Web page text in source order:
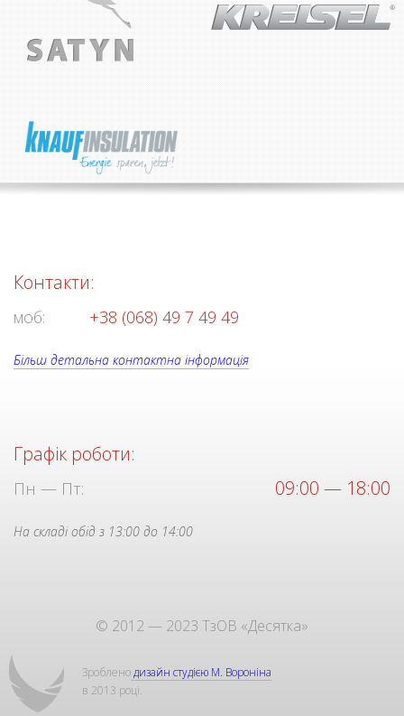
Контакти:
моб: +38 (068) 49 7 49 49
Більш детальна контактна інформація
Графік роботи:
Пн — Пт: 09:00 — 18:00
На складі обід з 13:00 до 14:00
© 2012 — 2023 ТзОВ «Десятка»
Зробленодизайн студією М. Вороніна
в 2013 році.